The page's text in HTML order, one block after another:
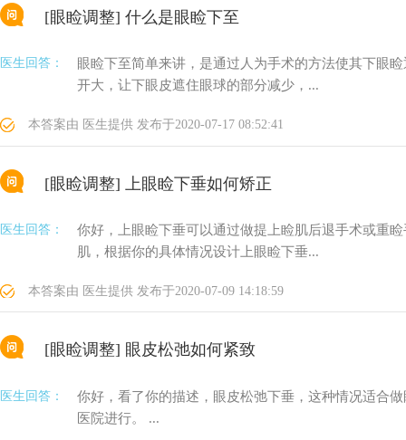
[眼睑调整] 什么是眼睑下至
医生回答：
眼睑下至简单来讲，是通过人为手术的方法使其下眼
开大，让下眼皮遮住眼球的部分减少，...
本答案由 医生提供 发布于2020-07-17 08:52:41
[眼睑调整] 上眼睑下垂如何矫正
医生回答：
你好，上眼睑下垂可以通过做提上睑肌后退手术或重
肌，根据你的具体情况设计上眼睑下垂...
本答案由 医生提供 发布于2020-07-09 14:18:59
[眼睑调整] 眼皮松弛如何紧致
医生回答：
你好，看了你的描述，眼皮松弛下垂，这种情况适合
医院进行。 ...